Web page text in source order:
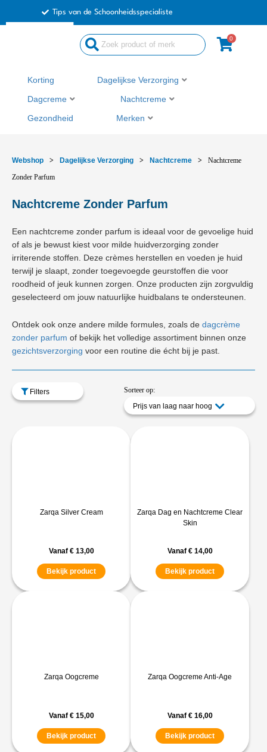
Tips van de Schoonheidsspecialiste
Search
...
0
Korting Dagelijkse Verzorging
Dagcreme Nachtcreme
Gezondheid Merken
Webshop > Dagelijkse Verzorging > Nachtcreme >
Nachtcreme
Zonder Parfum
Nachtcreme Zonder Parfum
Een nachtcreme zonder parfum is ideaal voor de gevoelige huid
of als je bewust kiest voor milde huidverzorging zonder
irriterende stoffen. Deze crèmes herstellen en voeden je huid
terwijl je slaapt, zonder toegevoegde geurstoffen die voor
roodheid of jeuk kunnen zorgen. Onze producten zijn zorgvuldig
geselecteerd om jouw natuurlijke huidbalans te ondersteunen.
Ontdek ook onze andere milde formules, zoals de dagcrème
zonder parfum of bekijk het volledige assortiment binnen onze
gezichtsverzorging voor een routine die écht bij je past.
Filters
Sorteer op:
Prijs van laag naar hoog
Zarqa Silver Cream
Vanaf €13,00
Bekijk product
Zarqa Dag en Nachtcreme Clear
Skin
Vanaf €14,00
Bekijk product
Zarqa Oogcreme
Vanaf €15,00
Bekijk product
Zarqa Oogcreme Anti-Age
Vanaf €16,00
Bekijk product